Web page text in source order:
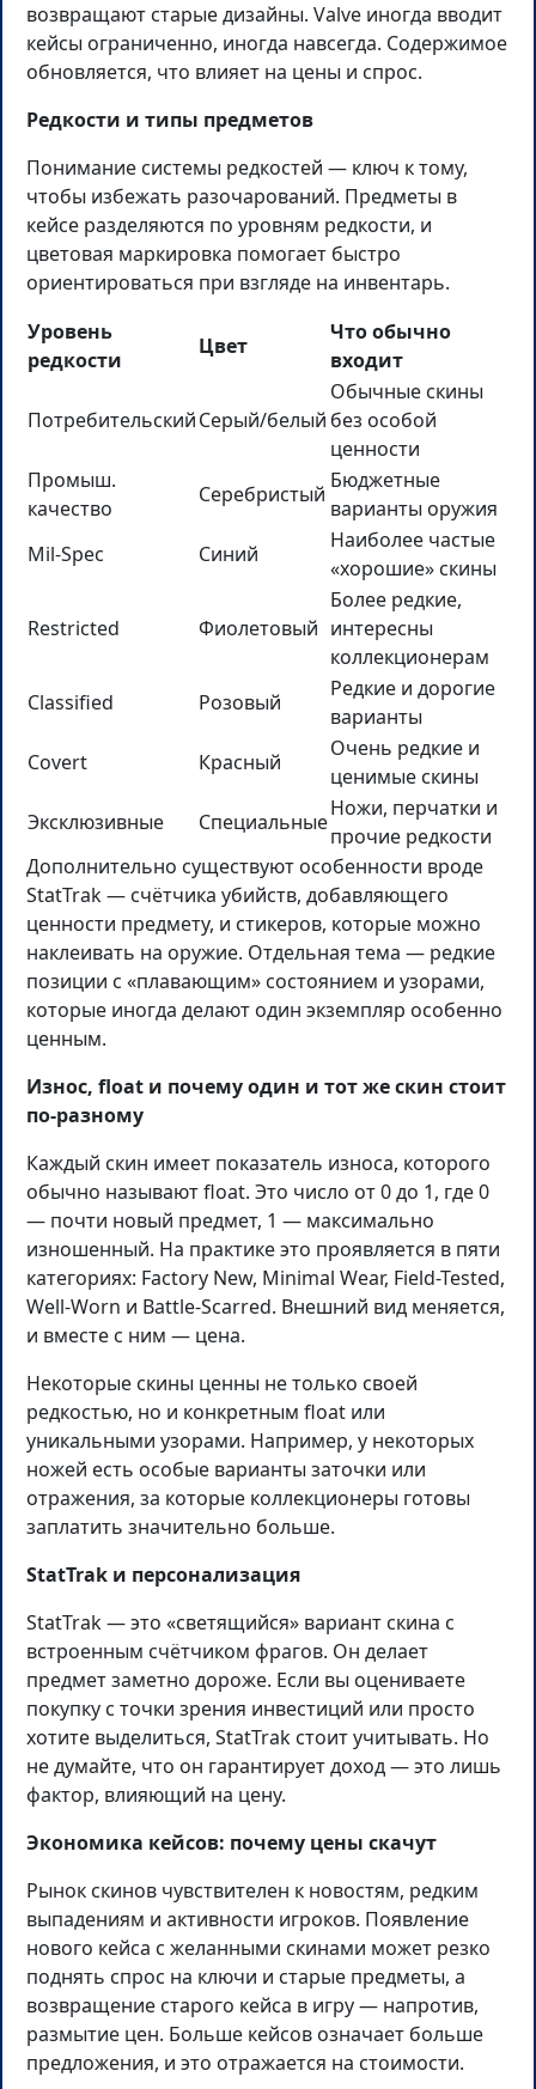
возвращают старые дизайны. Valve иногда вводит
кейсы ограниченно, иногда навсегда. Содержимое
обновляется, что влияет на цены и спрос.
Редкости и типы предметов
Понимание системы редкостей — ключ к тому,
чтобы избежать разочарований. Предметы в
кейсе разделяются по уровням редкости, и
цветовая маркировка помогает быстро
ориентироваться при взгляде на инвентарь.
Уровень
редкости
Цвет
Что обычно
входит
ПотребительскийСерый/белый
Обычные скины
без особой
ценности
Промыш.
качество
Серебристый
Бюджетные
варианты оружия
Mil-Spec
Синий
Наиболее частые
«хорошие» скины
Restricted Фиолетовый
Более редкие,
интересны
коллекционерам
Classified
Розовый
Редкие и дорогие
варианты
Covert
Красный
Очень редкие и
ценимые скины
Эксклюзивные
Специальные
Ножи, перчатки и
прочие редкости
Дополнительно существуют особенности вроде
StatTrak — счётчика убийств, добавляющего
ценности предмету, и стикеров, которые можно
наклеивать на оружие. Отдельная тема — редкие
позиции с «плавающим» состоянием и узорами,
которые иногда делают один экземпляр особенно
ценным.
Износ, float и почему один и тот же скин стоит
по-разному
Каждый скин имеет показатель износа, которого
обычно называют float. Это число от 0 до 1, где 0
— почти новый предмет, 1 — максимально
изношенный. На практике это проявляется в пяти
категориях: Factory New, Minimal Wear, Field-Tested,
Well-Worn и Battle-Scarred. Внешний вид меняется,
и вместе с ним — цена.
Некоторые скины ценны не только своей
редкостью, но и конкретным float или
уникальными узорами. Например, у некоторых
ножей есть особые варианты заточки или
отражения, за которые коллекционеры готовы
заплатить значительно больше.
StatTrak и персонализация
StatTrak — это «светящийся» вариант скина с
встроенным счётчиком фрагов. Он делает
предмет заметно дороже. Если вы оцениваете
покупку с точки зрения инвестиций или просто
хотите выделиться, StatTrak стоит учитывать. Но
не думайте, что он гарантирует доход — это лишь
фактор, влияющий на цену.
Экономика кейсов: почему цены скачут
Рынок скинов чувствителен к новостям, редким
выпадениям и активности игроков. Появление
нового кейса с желанными скинами может резко
поднять спрос на ключи и старые предметы, а
возвращение старого кейса в игру — напротив,
размытие цен. Больше кейсов означает больше
предложения, и это отражается на стоимости.